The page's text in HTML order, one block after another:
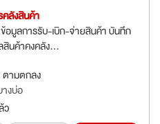
คลังสินค้า
อมูลการรับ-เบิก-จ่ายสินค้า บันทึก
สินค้าคงคลัง...
ตามตกลง
งบ่อ
ว